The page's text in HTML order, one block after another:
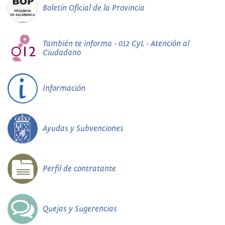
Boletín Oficial de la Provincia
También te informa - 012 CyL - Atención al
Ciudadano
Información
Ayudas y Subvenciones
Perfil de contratante
Quejas y Sugerencias